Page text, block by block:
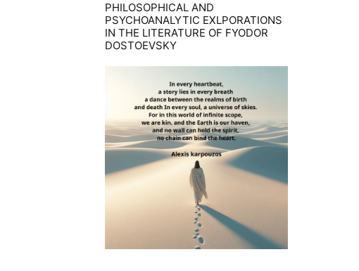
PHILOSOPHICAL AND
PSYCHOANALYTIC EXLPORATIONS
IN THE LITERATURE OF FYODOR
DOSTOEVSKY